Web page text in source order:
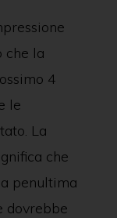
che la
4
le
La
che
penultima
dovrebbe